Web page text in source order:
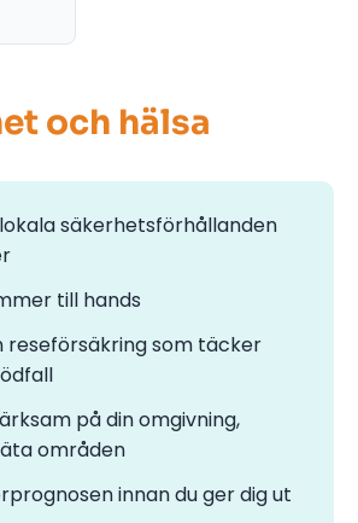
och hälsa
säkerhetsförhållanden
till hands
reseförsäkring som täcker
på din omgivning,
områden
innan du ger dig ut